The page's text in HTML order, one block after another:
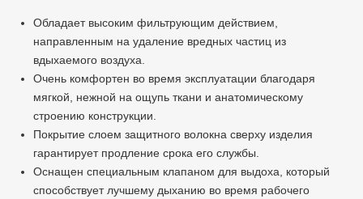
Обладает высоким фильтрующим действием,
направленным на удаление вредных частиц из
вдыхаемого воздуха.
Очень комфортен во время эксплуатации благодаря
мягкой, нежной на ощупь ткани и анатомическому
строению конструкции.
Покрытие слоем защитного волокна сверху изделия
гарантирует продление срока его службы.
Оснащен специальным клапаном для выдоха, который
способствует лучшему дыханию во время рабочего